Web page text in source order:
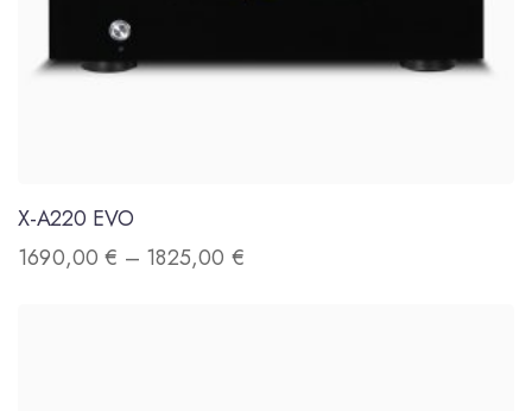
X-A220 EVO
1690,00€ – 1825,00 €